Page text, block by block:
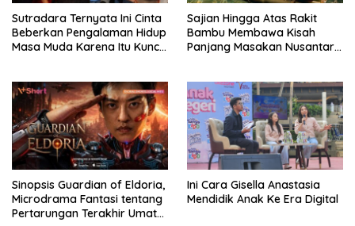
Sutradara Ternyata Ini Cinta
Beberkan Pengalaman Hidup
Masa Muda Karena Itu Kunci
Dua
Sajian Hingga Atas Rakit
Bambu Membawa Kisah
Panjang Masakan Nusantara
Sinopsis Guardian of Eldoria,
Microdrama Fantasi tentang
Pertarungan Terakhir Umat
Ini Cara Gisella Anastasia
Mendidik Anak Ke Era Digital